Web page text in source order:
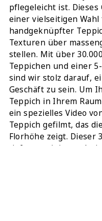
pflegeleicht ist. Dieses
einer vielseitigen
handgeknüpfter
Texturen über
stellen. Mit über
Teppichen und einer
sind wir stolz darauf,
Geschäft zu sein. Um
Teppich in Ihrem
ein spezielles Video
Teppich gefilmt, das
Florhöhe zeigt. Dieser
tiefengereinigt und